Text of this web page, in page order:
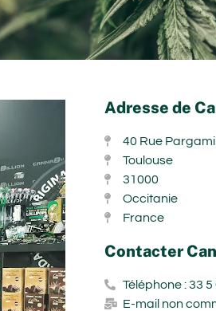
Adresse de
40 Rue
Toulouse
31000
Occitanie
France
Contacter
Téléphone : 33 5
E-mail non